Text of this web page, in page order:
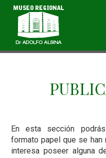
En esta sección
formato papel que se han
interesa poseer alguna